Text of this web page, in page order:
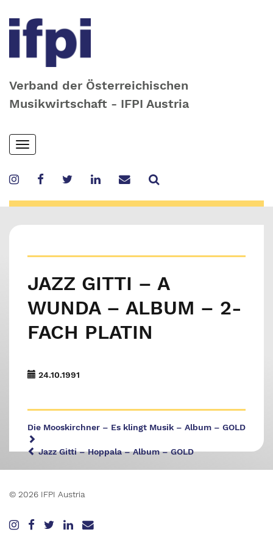
Verband der Österreichischen
Musikwirtschaft - IFPI Austria
Skip
to
content
Toggle
navigation
JAZZ GITTI – A
WUNDA – ALBUM – 2-
FACH PLATIN
24.10.1991
Die Mooskirchner – Es klingt Musik – Album – GOLD
Jazz Gitti – Hoppala – Album – GOLD
© 2026 IFPI Austria